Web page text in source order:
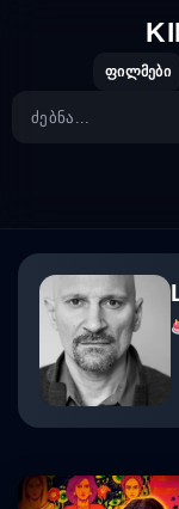
ფილმები